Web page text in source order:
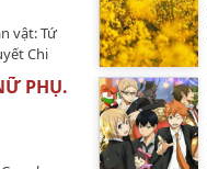
nàng
tên tù
cưỡng
nhận
cẩn
thì
vật: Tứ
Chi
Niệm
125
án:
phí
PHỤ.